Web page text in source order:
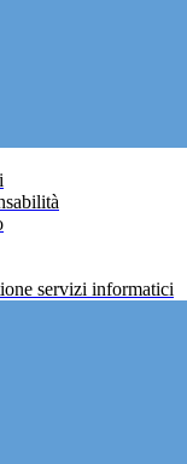
servizi informatici